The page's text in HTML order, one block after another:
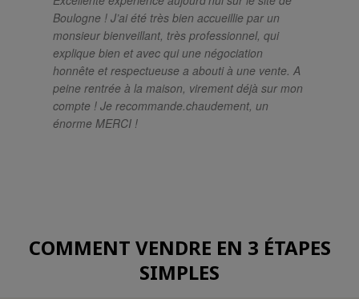
Boulogne ! J’ai été très bien accueillie par un
monsieur bienveillant, très professionnel, qui
explique bien et avec qui une négociation
honnête et respectueuse a abouti à une vente. A
peine rentrée à la maison, virement déjà sur mon
compte ! Je recommande.chaudement, un
énorme MERCI !
COMMENT VENDRE EN 3 ÉTAPES
SIMPLES